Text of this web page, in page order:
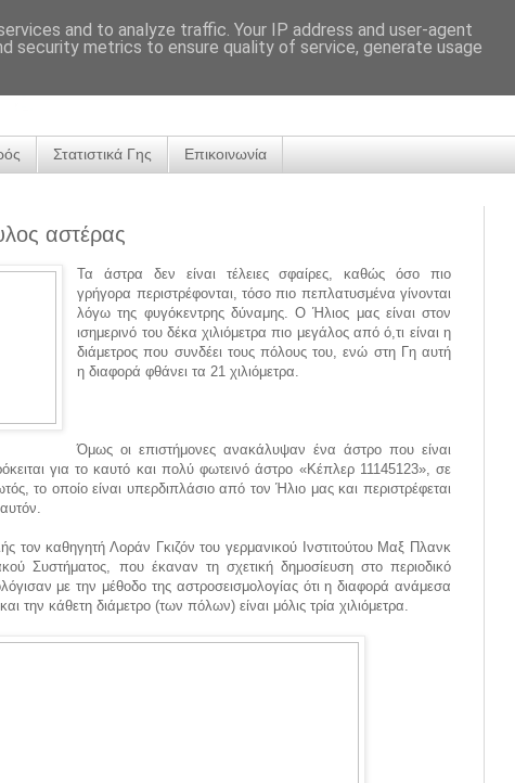
Στατιστικά Γης Επικοινωνία
αστέρας
Τα άστρα δεν είναι τέλειες σφαίρες, καθώς όσο πιο
γρήγορα περιστρέφονται, τόσο πιο πεπλατυσμένα γίνονται
λόγω της φυγόκεντρης δύναμης. Ο Ήλιος μας είναι στον
ισημερινό του δέκα χιλιόμετρα πιο μεγάλος από ό,τι είναι η
διάμετρος που συνδέει τους πόλους του, ενώ στη Γη αυτή
η διαφορά φθάνει τα 21 χιλιόμετρα.
Όμως οι επιστήμονες ανακάλυψαν ένα άστρο που είναι
για το καυτό και πολύ φωτεινό άστρο «Κέπλερ 11145123», σε
το οποίο είναι υπερδιπλάσιο από τον Ήλιο μας και περιστρέφεται
τον καθηγητή Λοράν Γκιζόν του γερμανικού Ινστιτούτου Μαξ Πλανκ
Συστήματος, που έκαναν τη σχετική δημοσίευση στο περιοδικό
με την μέθοδο της αστροσεισμολογίας ότι η διαφορά ανάμεσα
την κάθετη διάμετρο (των πόλων) είναι μόλις τρία χιλιόμετρα.
and to analyze traffic. Your IP address and user-agent
security metrics to ensure quality of service, generate usage